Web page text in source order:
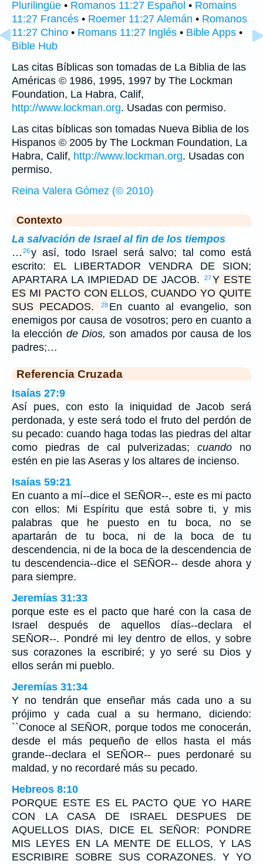
Plurilingüe • Romanos 11:27 Español • Romains
11:27 Francés • Roemer 11:27 Alemán • Romanos
11:27 Chino • Romans 11:27 Inglés • Bible Apps •
Bible Hub
Las citas Bíblicas son tomadas de La Biblia de las
Américas © 1986, 1995, 1997 by The Lockman
Foundation, La Habra, Calif,
http://www.lockman.org. Usadas con permiso.
Las citas bíblicas son tomadas Nueva Biblia de los
Hispanos © 2005 by The Lockman Foundation, La
Habra, Calif, http://www.lockman.org. Usadas con
permiso.
Reina Valera Gómez (© 2010)
Contexto
La salvación de Israel al fin de los tiempos
… 26y así, todo Israel será salvo; tal como está
escrito: EL LIBERTADOR VENDRA DE SION;
APARTARA LA IMPIEDAD DE JACOB.
27Y ESTE
ES MI PACTO CON ELLOS, CUANDO YO QUITE
SUS PECADOS.
28 En cuanto al evangelio, son
enemigos por causa de vosotros; pero en cuanto a
la elección de Dios, son amados por causa de los
padres;…
Referencia Cruzada
Isaías 27:9
Así pues, con esto la iniquidad de Jacob será
perdonada, y este será todo el fruto del perdón de
su pecado: cuando haga todas las piedras del altar
como piedras de cal pulverizadas;cuando no
estén en pie las Aseras y los altares de incienso.
Isaías 59:21
En cuanto a mí--dice el SEÑOR--, este es mi pacto
con ellos: Mi Espíritu que está sobre ti, y mis
palabras que he puesto en tu boca, no se
apartarán de tu boca, ni de la boca de tu
descendencia, ni de la boca de la descendencia de
tu descendencia--dice el SEÑOR-- desde ahora y
para siempre.
Jeremías 31:33
porque este es el pacto que haré con la casa de
Israel después de aquellos días--declara el
SEÑOR--. Pondré mi ley dentro de ellos, y sobre
sus corazones la escribiré; y yo seré su Dios y
ellos serán mi pueblo.
Jeremías 31:34
Y no tendrán que enseñar más cada uno a su
prójimo y cada cual a su hermano, diciendo:
``Conoce al SEÑOR, porque todos me conocerán,
desde el más pequeño de ellos hasta el más
grande--declara el SEÑOR-- pues perdonaré su
maldad, y no recordaré más su pecado.
Hebreos 8:10
PORQUE ESTE ES EL PACTO QUE YO HARE
CON LA CASA DE ISRAEL DESPUES DE
AQUELLOS DIAS, DICE EL SEÑOR: PONDRE
MIS LEYES EN LA MENTE DE ELLOS, Y LAS
ESCRIBIRE SOBRE SUS CORAZONES. Y YO